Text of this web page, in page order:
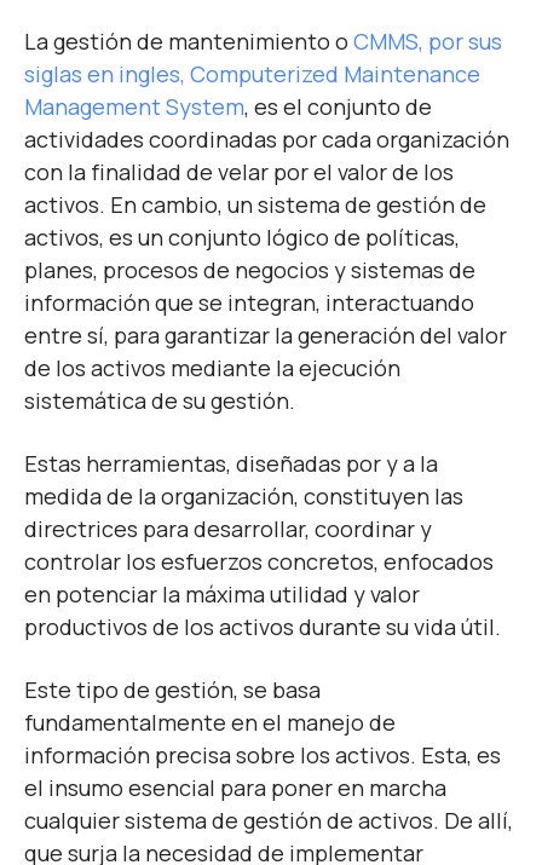
La gestión de mantenimiento o CMMS, por sus
siglas en ingles, Computerized Maintenance
Management System, es el conjunto de
actividades coordinadas por cada organización
con la finalidad de velar por el valor de los
activos. En cambio, un sistema de gestión de
activos, es un conjunto lógico de políticas,
planes, procesos de negocios y sistemas de
información que se integran, interactuando
entre sí, para garantizar la generación del valor
de los activos mediante la ejecución
sistemática de su gestión.
Estas herramientas, diseñadas por y a la
medida de la organización, constituyen las
directrices para desarrollar, coordinar y
controlar los esfuerzos concretos, enfocados
en potenciar la máxima utilidad y valor
productivos de los activos durante su vida útil.
Este tipo de gestión, se basa
fundamentalmente en el manejo de
información precisa sobre los activos. Esta, es
el insumo esencial para poner en marcha
cualquier sistema de gestión de activos. De allí,
que surja la necesidad de implementar